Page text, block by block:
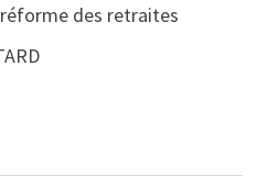
des retraites